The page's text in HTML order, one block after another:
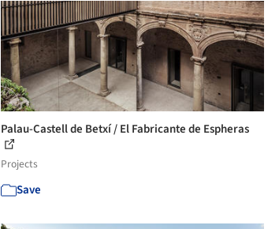
Palau-Castell de Betxí / El Fabricante de Espheras
Projects
Save